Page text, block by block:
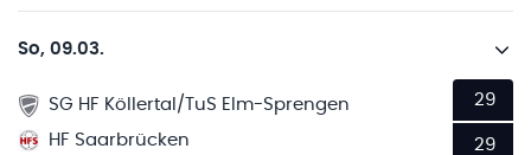
So, 09.03.
SG HF Köllertal/TuS Elm-Sprengen
HF Saarbrücken
29
29